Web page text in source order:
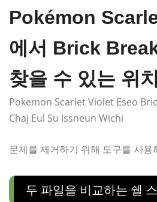
Pokémon
에서 Brick
찾을 수 있는 위치
Pokemon Scarlet Violet Eseo
Chaj Eul Su Issneun Wichi
문제를 제거하기 위해 도구를 사용
두 파일을 비교하는 쉘